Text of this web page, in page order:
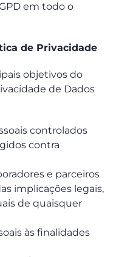
em todo o
de Privacidade
objetivos do
de Dados
controlados
contra
e parceiros
implicações legais,
de quaisquer
às finalidades